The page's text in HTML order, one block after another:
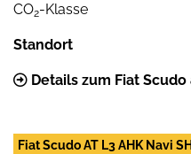
CO2-Klasse
Standort
Details zum Fiat
Fiat Scudo AT L3 AHK Navi